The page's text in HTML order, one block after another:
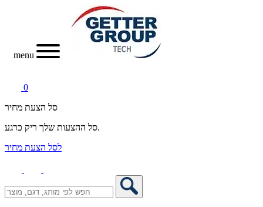
menu
0
סל הצעת מחיר
סל ההצעות שלך ריק כרגע.
לסל הצעת מחיר